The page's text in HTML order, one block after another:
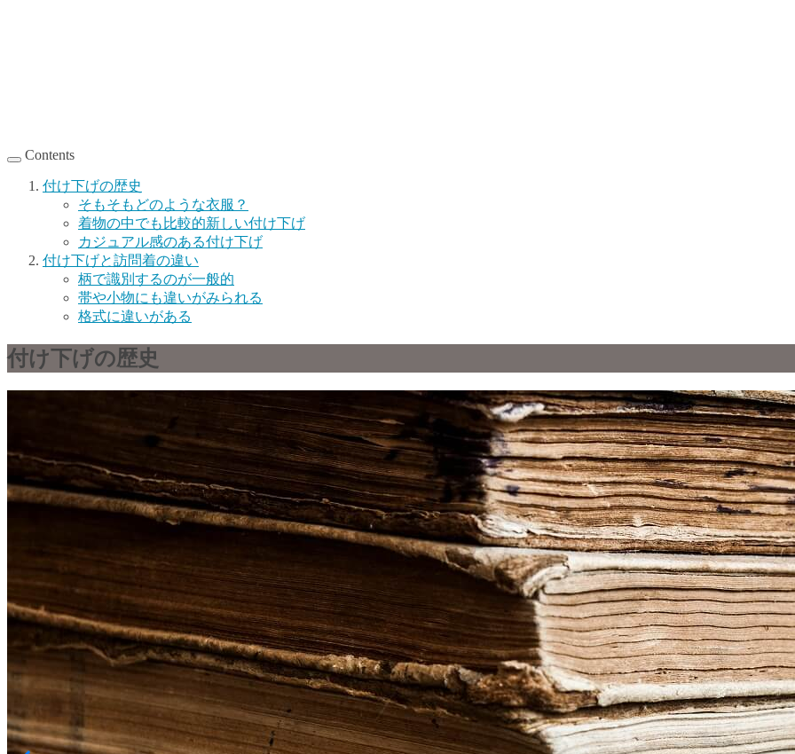
Contents
付け下げの歴史
そもそもどのような衣服？
着物の中でも比較的新しい付け下げ
カジュアル感のある付け下げ
付け下げと訪問着の違い
柄で識別するのが一般的
帯や小物にも違いがみられる
格式に違いがある
付け下げの歴史